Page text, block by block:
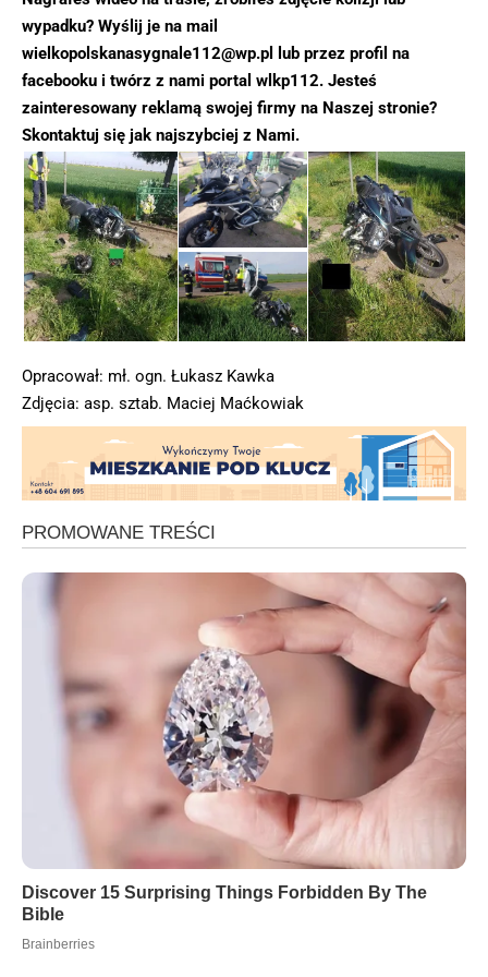
wypadku? Wyślij je na mail
wielkopolskanasygnale112@wp.pl lub przez profil na
facebooku i twórz z nami portal wlkp112. Jesteś
zainteresowany reklamą swojej firmy na Naszej stronie?
Skontaktuj się jak najszybciej z Nami.
Opracował: mł. ogn. Łukasz Kawka
Zdjęcia: asp. sztab. Maciej Maćkowiak